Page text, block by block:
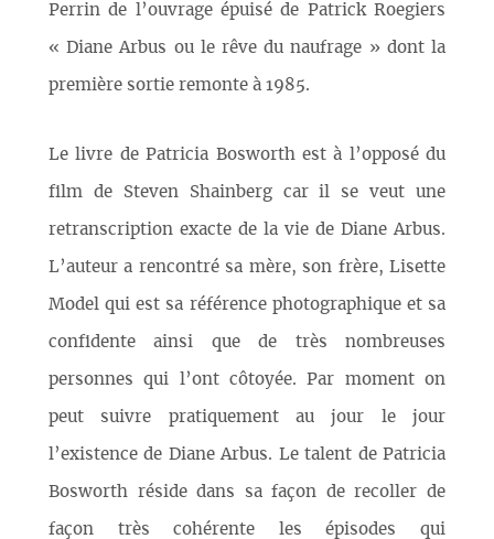
Perrin de l’ouvrage épuisé de Patrick Roegiers
« Diane Arbus ou le rêve du naufrage » dont la
première sortie remonte à 1985.
Le livre de Patricia Bosworth est à l’opposé du
film de Steven Shainberg car il se veut une
retranscription exacte de la vie de Diane Arbus.
L’auteur a rencontré sa mère, son frère, Lisette
Model qui est sa référence photographique et sa
confidente ainsi que de très nombreuses
personnes qui l’ont côtoyée. Par moment on
peut suivre pratiquement au jour le jour
l’existence de Diane Arbus. Le talent de Patricia
Bosworth réside dans sa façon de recoller de
façon très cohérente les épisodes qui